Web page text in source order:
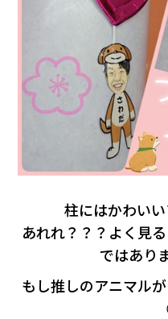
柱にはかわい
あれれ？？？よく見
ではあり
もし推しのアニマル